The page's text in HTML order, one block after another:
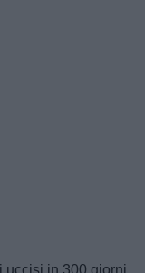
uccisi in 300 giorni